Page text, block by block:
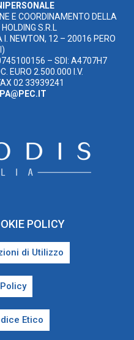
E COORDINAMENTO DELLA
S.R.L
I. NEWTON, 12 – 20016 PERO
– SDI: A4707H7
EURO 2.500.000 I.V.
02 33939241
POLICY
di Utilizzo
Etico